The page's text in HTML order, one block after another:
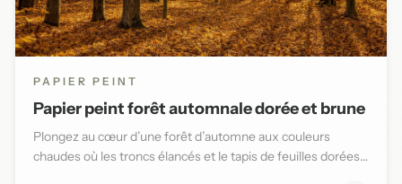
PAPIER PEINT
Papier peint forêt automnale dorée et brune
Plongez au cœur d’une forêt d’automne aux couleurs
chaudes où les troncs élancés et le tapis de feuilles dorées